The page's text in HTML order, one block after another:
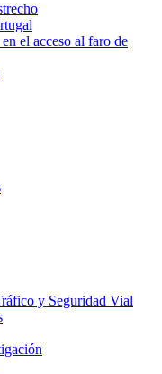
el acceso al faro de
y Seguridad Vial